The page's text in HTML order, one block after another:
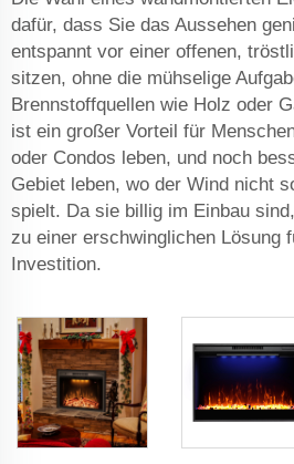
dafür, dass Sie das Aussehen
entspannt vor einer offenen,
sitzen, ohne die mühselige
Brennstoffquellen wie Holz oder
ist ein großer Vorteil für
oder Condos leben, und noch
Gebiet leben, wo der Wind nicht
spielt. Da sie billig im Einbau
zu einer erschwinglichen Lösung
Investition.